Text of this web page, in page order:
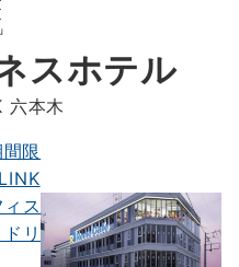
スホテル
六本木